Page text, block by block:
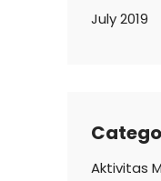
July 2019
Aktivitas